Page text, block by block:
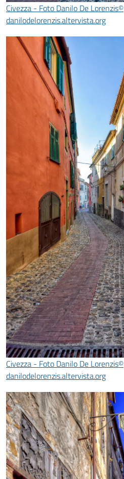
Civezza - Foto Danilo De Lorenzis©
danilodelorenzis.altervista.org
Civezza - Foto Danilo De Lorenzis©
danilodelorenzis.altervista.org